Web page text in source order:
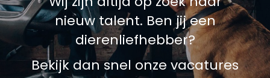
nieuw talent. Ben jij een
dierenliefhebber?
Bekijk dan snel onze vacatures